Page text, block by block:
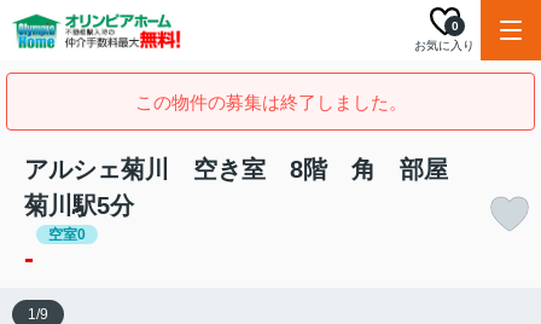
お気に入り
0
この物件の募集は終了しました。
アルシェ菊川 空き室 8階 角 部屋
菊川駅5分
空室0
-
1/9